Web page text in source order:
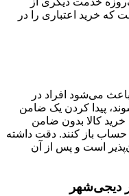
خرید اعتباری را در
می‌شود افراد در
پیدا کردن یک ضامن
کالا بدون ضامن
حساب باز کنند. دقت داشته
است و پس از آن
دیجی‌شهر